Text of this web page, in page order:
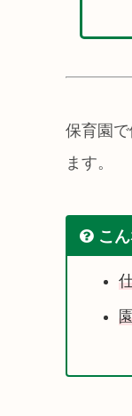
保育園
ます。
こ